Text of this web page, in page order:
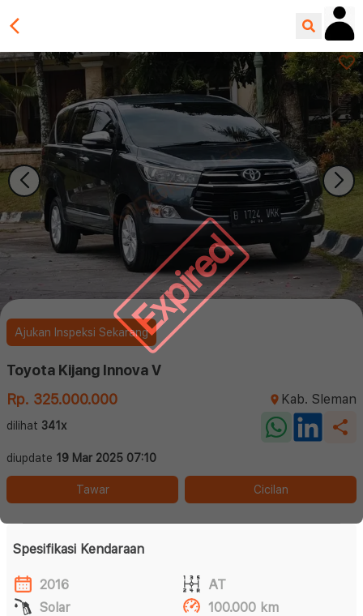
Expired
Ajukan Inspeksi Sekarang
Toyota Kijang Innova V
Rp. 325.000.000
Kab. Sleman
dilihat 341x
diupdate 19 Mar 2025 07:10
Tawar Cicilan
Spesifikasi Kendaraan
2016
AT
Solar
100.000 km